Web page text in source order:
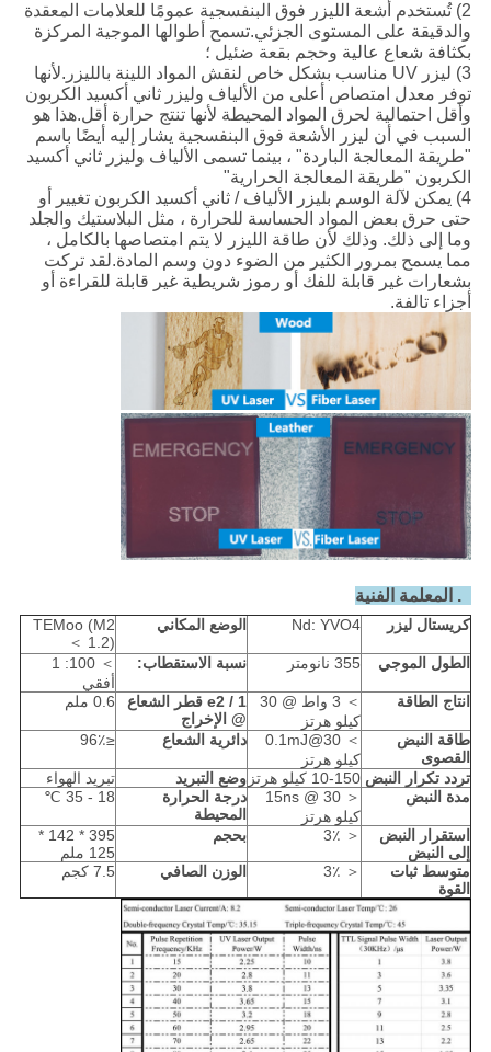
2) تُستخدم أشعة الليزر فوق البنفسجية عمومًا للعلامات المعقدة
والدقيقة على المستوى الجزئي.تسمح أطوالها الموجية المركزة
بكثافة شعاع عالية وحجم بقعة ضئيل ؛
3) ليزر UV مناسب بشكل خاص لنقش المواد اللينة بالليزر.لأنها
توفر معدل امتصاص أعلى من الألياف وليزر ثاني أكسيد الكربون
وأقل احتمالية لحرق المواد المحيطة لأنها تنتج حرارة أقل.هذا هو
السبب في أن ليزر الأشعة فوق البنفسجية يشار إليه أيضًا باسم
"طريقة المعالجة الباردة" ، بينما تسمى الألياف وليزر ثاني أكسيد
الكربون "طريقة المعالجة الحرارية"
4) يمكن لآلة الوسم بليزر الألياف / ثاني أكسيد الكربون تغيير أو
حتى حرق بعض المواد الحساسة للحرارة ، مثل البلاستيك والجلد
وما إلى ذلك. وذلك لأن طاقة الليزر لا يتم امتصاصها بالكامل ،
مما يسمح بمرور الكثير من الضوء دون وسم المادة.لقد تركت
بشعارات غير قابلة للفك أو رموز شريطية غير قابلة للقراءة أو
أجزاء تالفة.
كريستال ليزر Nd: YVO4 الوضع المكاني
TEMoo (M2
＜ 1.2)
الطول الموجي
355 نانومتر نسبة الاستقطاب:
＞ 100: 1
أفقي
انتاج الطاقة
＞ 3 واط @ 30
كيلو هرتز
1 / e2 قطر الشعاع
@ الإخراج
0.6 ملم
طاقة النبض
القصوى
＞ 0.1mJ@30
كيلو هرتز
دائرية الشعاع ≤96٪
تردد تكرار النبض 10-150 كيلو هرتز وضع التبريد
تبريد الهواء
مدة النبض
＜ 15ns @ 30
كيلو هرتز
درجة الحرارة
المحيطة
18 - 35 ℃
استقرار النبض
إلى النبض
＜ 3٪ بحجم
395 * 142 *
125 ملم
متوسط ​​ثبات
القوة
＜ 3٪ الوزن الصافي 7.5 كجم